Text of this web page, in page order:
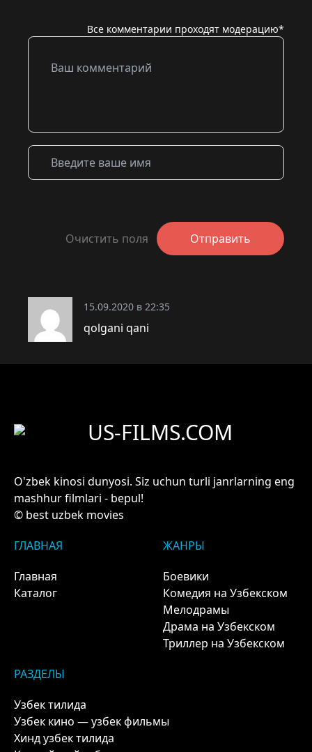
Все комментарии проходят модерацию*
Очистить поля Отправить
15.09.2020 в 22:35
qolgani qani
US-FILMS.COM
O'zbek kinosi dunyosi. Siz uchun turli janrlarning eng
mashhur filmlari - bepul!
© best uzbek movies
ГЛАВНАЯ
Главная
Каталог
ЖАНРЫ
Боевики
Комедия на Узбекском
Мелодрамы
Драма на Узбекском
Триллер на Узбекском
РАЗДЕЛЫ
Узбек тилида
Узбек кино — узбек фильмы
Хинд узбек тилида